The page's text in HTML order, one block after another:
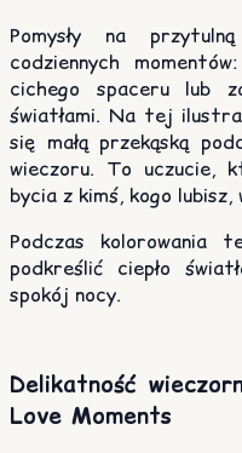
Pomysły na
codziennych
cichego spaceru lub
światłami. Na tej
się małą przekąską
wieczoru. To uczucie,
bycia z kimś, kogo
Podczas kolorowania
podkreślić ciepło
spokój nocy.
Delikatność
Love Moments